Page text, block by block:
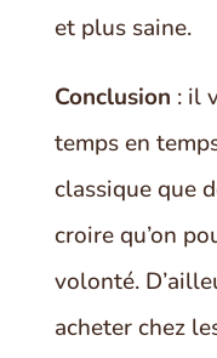
et plus saine.
Conclusion : il
temps en
classique que
croire qu’on
volonté.
acheter chez